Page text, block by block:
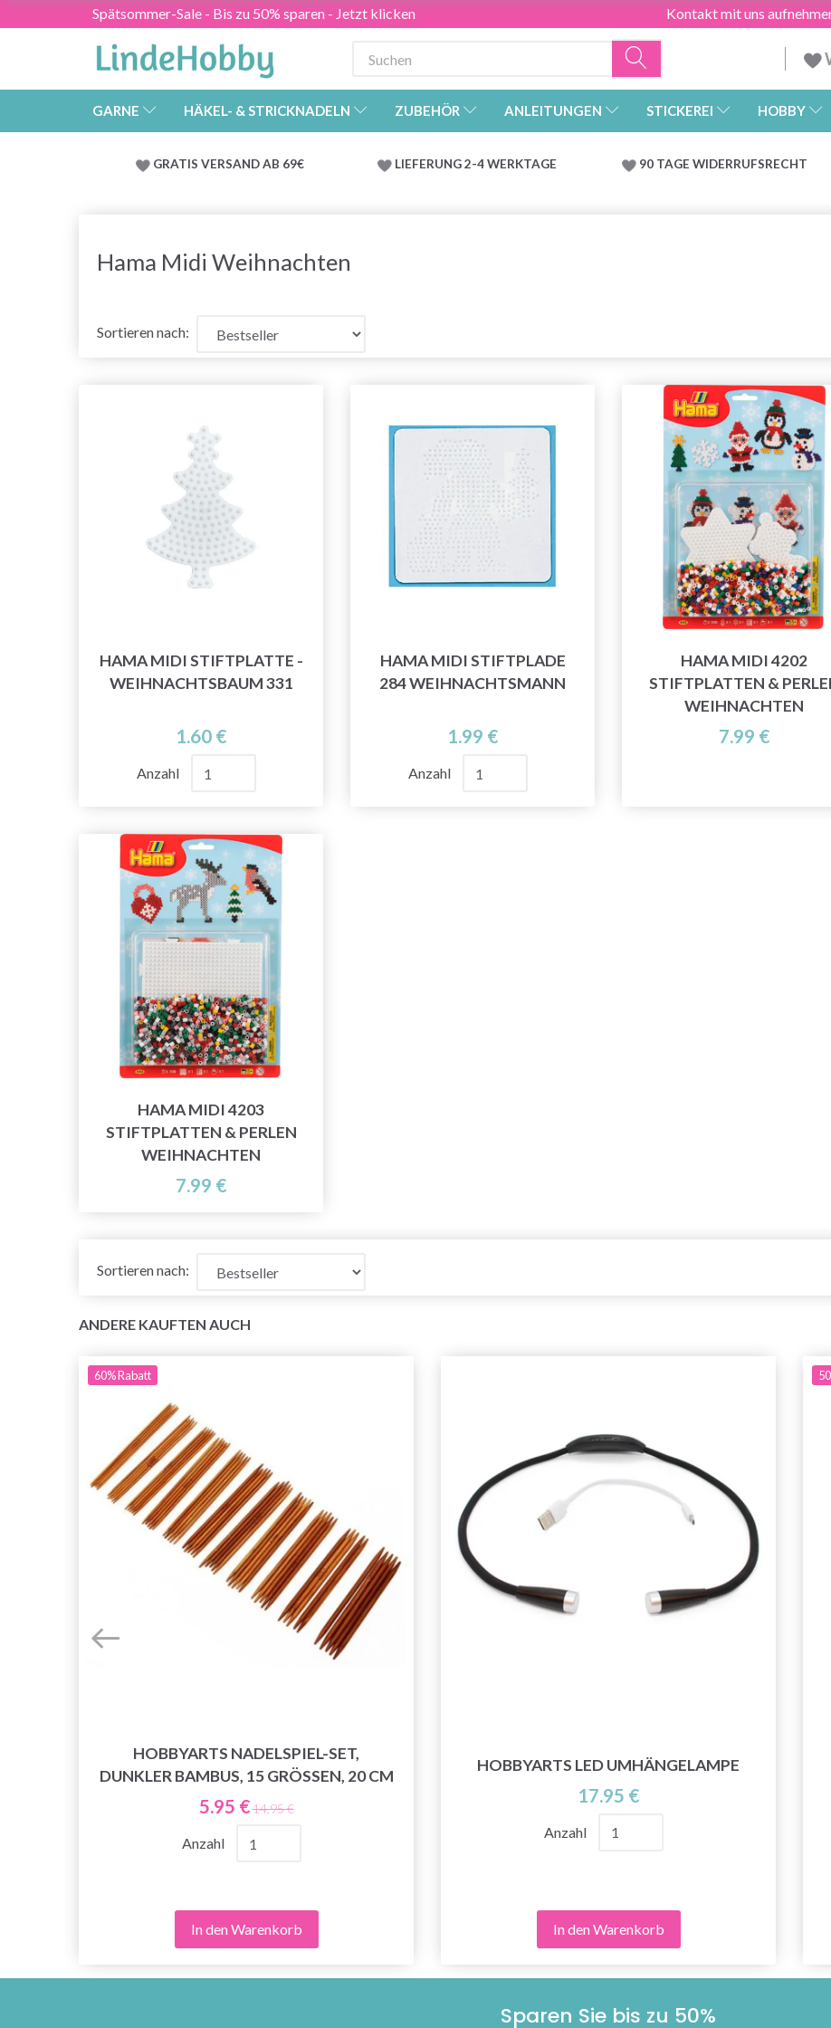
Spätsommer-Sale - Bis zu 50% sparen - Jetzt klicken Kontakt mit uns
GARNE HÄKEL- & STRICKNADELN ZUBEHÖR ANLEITUNGEN STICKEREI HOBBY
GRATIS VERSAND AB 69€ LIEFERUNG 2-4 WERKTAGE 90 TAGE WIDERRUFSRECHT
Hama Midi Weihnachten
Sortieren nach:
HAMA MIDI STIFTPLATTE -
WEIHNACHTSBAUM 331
1.60 €
Anzahl
HAMA MIDI STIFTPLADE
284 WEIHNACHTSMANN
1.99 €
Anzahl
HAMA MIDI 4202
STIFTPLATTEN &
WEIHNACHTEN
7.99 €
HAMA MIDI 4203
STIFTPLATTEN & PERLEN
WEIHNACHTEN
7.99 €
Sortieren nach:
ANDERE KAUFTEN AUCH
60%Rabatt
HOBBYARTS NADELSPIEL-SET,
DUNKLER BAMBUS, 15 GRÖSSEN, 20 CM
5.95 €14.95 €
Anzahl
In den Warenkorb
HOBBYARTS LED UMHÄNGELAMPE
17.95 €
Anzahl
In den Warenkorb
Sparen Sie bis zu 50%